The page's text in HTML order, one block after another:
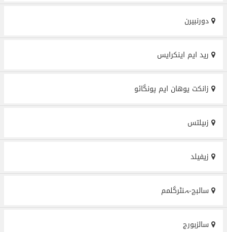
دورنبيرن
رید ایم اینکرایس
زانکت یوهان ایم پونگائو
زىيلتس
زيفيلد
سالبچ-ہنٹرگلمم
سالزبورج